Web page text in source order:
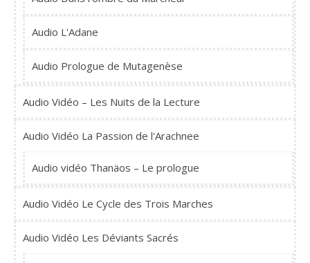
Audio L'Adane
Audio Prologue de Mutagenèse
Audio Vidéo – Les Nuits de la Lecture
Audio Vidéo La Passion de l'Arachnee
Audio vidéo Thanäos – Le prologue
Audio Vidéo Le Cycle des Trois Marches
Audio Vidéo Les Déviants Sacrés